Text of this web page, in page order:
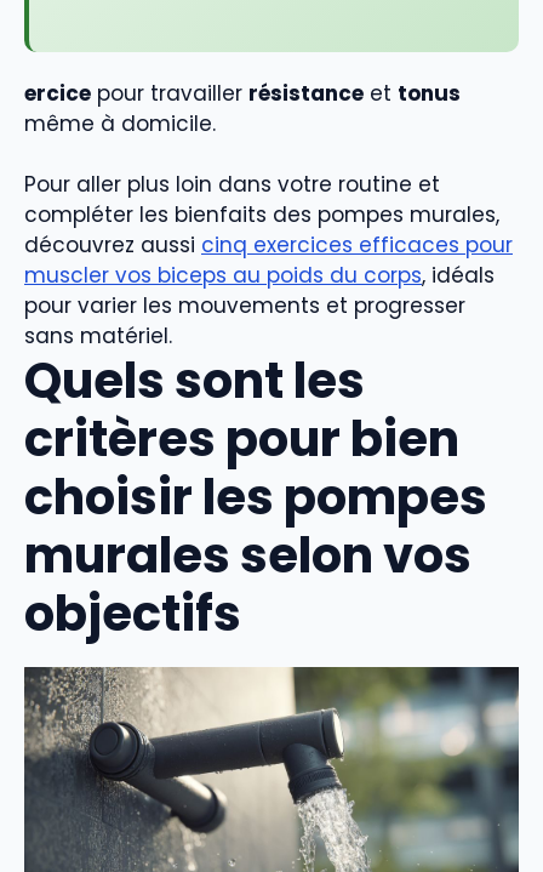
ercice pour travailler résistance et tonus
même à domicile.
Pour aller plus loin dans votre routine et
compléter les bienfaits des pompes murales,
découvrez aussi cinq exercices efficaces pour
muscler vos biceps au poids du corps, idéals
pour varier les mouvements et progresser
sans matériel.
Quels sont les
critères pour bien
choisir les pompes
murales selon vos
objectifs